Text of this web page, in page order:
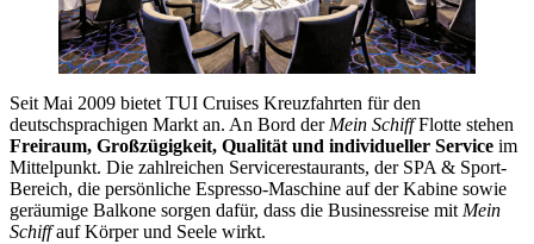
Seit Mai 2009 bietet TUI Cruises Kreuzfahrten für den
deutschsprachigen Markt an. An Bord der Mein SchiffFlotte stehen
Freiraum, Großzügigkeit, Qualität und individueller Service im
Mittelpunkt. Die zahlreichen Servicerestaurants, der SPA & Sport-
Bereich, die persönliche Espresso-Maschine auf der Kabine sowie
geräumige Balkone sorgen dafür, dass die Businessreise mit Mein
Schiffauf Körper und Seele wirkt.